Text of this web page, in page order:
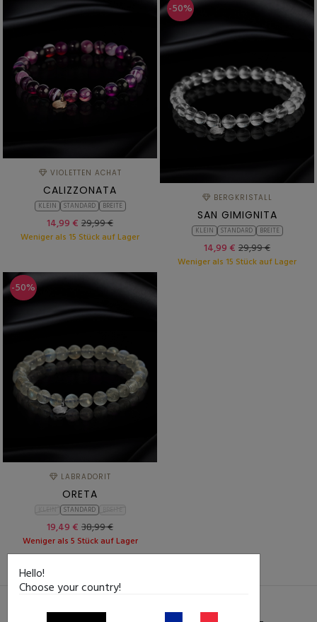
VIOLETTEN ACHAT
CALIZZONATA
KLEIN STANDARD BREITE
14,99 € 29,99 €
Weniger als 15 Stück auf Lager
-50%
BERGKRISTALL
SAN GIMIGNITA
KLEIN STANDARD BREITE
14,99 € 29,99 €
Weniger als 15 Stück auf Lager
-50%
LABRADORIT
ORETA
STANDARD
19,49 € 38,99 €
Weniger als 5 Stück auf Lager
Hello!
Choose your country!